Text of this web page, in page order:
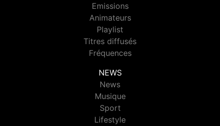
Emissions
Animateurs
Playlist
Titres diffusés
Fréquences
NEWS
News
Musique
Sport
Lifestyle